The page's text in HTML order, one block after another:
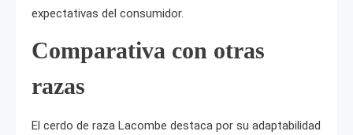
expectativas del consumidor.
Comparativa con otras
razas
El cerdo de raza Lacombe destaca por su adaptabilidad